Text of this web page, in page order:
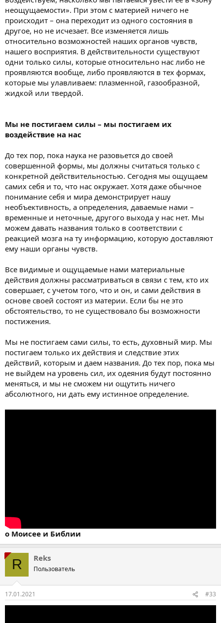
неощущаемости». При этом с материей ничего не
происходит – она переходит из одного состояния в
другое, но не исчезает. Все изменяется лишь
относительно возможностей наших органов чувств,
нашего восприятия. В действительности существуют
одни только силы, которые относительно нас либо не
проявляются вообще, либо проявляются в тех формах,
которые мы улавливаем: плазменной, газообразной,
жидкой или твердой.
Мы не постигаем силы – мы постигаем их
воздействие на нас
До тех пор, пока наука не разовьется до своей
совершенной формы, мы должны считаться только с
конкретной действительностью. Сегодня мы ощущаем
самих себя и то, что нас окружает. Хотя даже обычное
понимание себя и мира демонстрирует нашу
необъективность, а определения, даваемые нами –
временные и неточные, другого выхода у нас нет. Мы
можем давать названия только в соответствии с
реакцией мозга на ту информацию, которую доставляют
ему наши органы чувств.
Все видимые и ощущаемые нами материальные
действия должны рассматриваться в связи с тем, кто их
совершает, с учетом того, что и он, и сами действия в
основе своей состоят из материи. Если бы не это
обстоятельство, то не существовало бы возможности
постижения.
Мы не постигаем сами силы, то есть, духовный мир. Мы
постигаем только их действия и следствие этих
действий, которым и даем названия. До тех пор, пока мы
не выйдем на уровень сил, их одеяния будут постоянно
меняться, и мы не сможем ни ощутить ничего
абсолютного, ни дать ему истинное определение.
о Моисее и Библии
R Reks
Пользователь
17.01.2021 #33